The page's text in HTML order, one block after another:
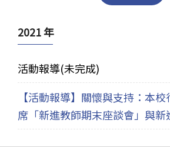
2021 年
活動報導(未完成)
【活動報導】關懷與支持：本
席「新進教師期末座談會」與新